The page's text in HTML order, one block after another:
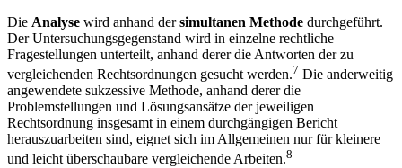
Die Analyse wird anhand dersimultanen Methode durchgeführt.
Der Untersuchungsgegenstand wird in einzelne rechtliche
Fragestellungen unterteilt, anhand derer die Antworten der zu
vergleichenden Rechtsordnungen gesucht werden.7 Die anderweitig
angewendete sukzessive Methode, anhand derer die
Problemstellungen und Lösungsansätze der jeweiligen
Rechtsordnung insgesamt in einem durchgängigen Bericht
herauszuarbeiten sind, eignet sich im Allgemeinen nur für kleinere
und leicht überschaubare vergleichende Arbeiten.8